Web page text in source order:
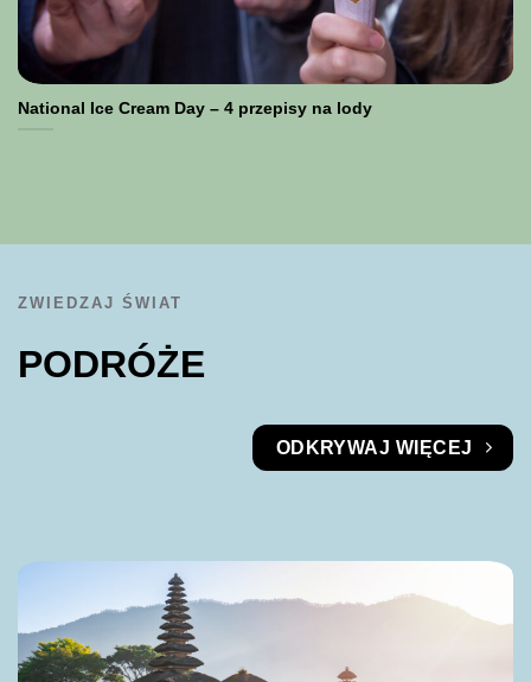
National Ice Cream Day – 4 przepisy na lody
ZWIEDZAJ ŚWIAT
PODRÓŻE
ODKRYWAJ WIĘCEJ